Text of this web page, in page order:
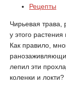
Рецепты
Чирьевая трава,
у этого
Как правило,
лепил эти
коленки и локти?